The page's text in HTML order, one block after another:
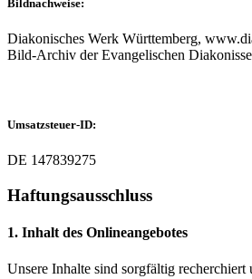
Bildnachweise:
Diakonisches Werk Württemberg,
Bild-Archiv der Evangelischen
Umsatzsteuer-ID:
DE 147839275
Haftungsausschluss
1. Inhalt des Onlineangebotes
Unsere Inhalte sind sorgfältig